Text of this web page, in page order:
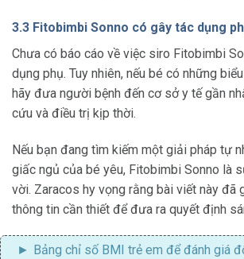
3.3 Fitobimbi Sonno có gây tác dụng
Chưa có báo cáo về việc siro Fitobimbi
dụng phụ. Tuy nhiên, nếu bé có những
hãy đưa người bệnh đến cơ sở y tế gần
cứu và điều trị kịp thời.
Nếu bạn đang tìm kiếm một giải pháp tự
giấc ngủ của bé yêu, Fitobimbi Sonno là
vời. Zaracos hy vọng rằng bài viết này đã
thông tin cần thiết để đưa ra quyết định
Bảng chỉ số BMI trẻ em để đánh giá